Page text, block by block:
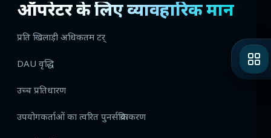
ऑपरेटर के लिए व्यावहारिक मान
प्रति खिलाड़ी अधिकतम टर्
DAU वृद्धि
उच्च प्रतिधारण
उपयोगकर्ताओं का त्वरित पुनर्सक्रियाकरण